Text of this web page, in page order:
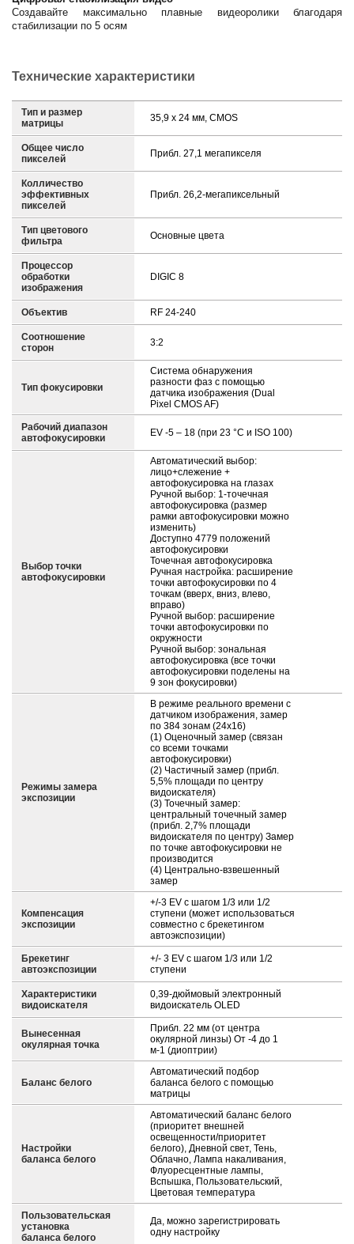
Создавайте максимально плавные видеоролики благодаря
стабилизации по 5 осям
Технические характеристики
Тип и размер
матрицы
35,9 x 24 мм, CMOS
Общее число
пикселей
Прибл. 27,1 мегапикселя
Колличество
эффективных
пикселей
Прибл. 26,2-мегапиксельный
Тип цветового
фильтра
Основные цвета
Процессор
обработки
изображения
DIGIC 8
Объектив RF 24-240
Соотношение
сторон
3:2
Тип фокусировки
Система обнаружения
разности фаз с помощью
датчика изображения (Dual
Pixel CMOS AF)
Рабочий диапазон
автофокусировки
EV -5 – 18 (при 23 °C и ISO 100)
Выбор точки
автофокусировки
Автоматический выбор:
лицо+слежение +
автофокусировка на глазах
Ручной выбор: 1-точечная
автофокусировка (размер
рамки автофокусировки можно
изменить)
Доступно 4779 положений
автофокусировки
Точечная автофокусировка
Ручная настройка: расширение
точки автофокусировки по 4
точкам (вверх, вниз, влево,
вправо)
Ручной выбор: расширение
точки автофокусировки по
окружности
Ручной выбор: зональная
автофокусировка (все точки
автофокусировки поделены на
9 зон фокусировки)
Режимы замера
экспозиции
В режиме реального времени с
датчиком изображения, замер
по 384 зонам (24x16)
(1) Оценочный замер (связан
со всеми точками
автофокусировки)
(2) Частичный замер (прибл.
5,5% площади по центру
видоискателя)
(3) Точечный замер:
центральный точечный замер
(прибл. 2,7% площади
видоискателя по центру) Замер
по точке автофокусировки не
производится
(4) Центрально-взвешенный
замер
Компенсация
экспозиции
+/-3 EV с шагом 1/3 или 1/2
ступени (может использоваться
совместно с брекетингом
автоэкспозиции)
Брекетинг
автоэкспозиции
+/- 3 EV с шагом 1/3 или 1/2
ступени
Характеристики
видоискателя
0,39-дюймовый электронный
видоискатель OLED
Вынесенная
окулярная точка
Прибл. 22 мм (от центра
окулярной линзы) От -4 до 1
м-1 (диоптрии)
Баланс белого
Автоматический подбор
баланса белого с помощью
матрицы
Настройки
баланса белого
Автоматический баланс белого
(приоритет внешней
освещенности/приоритет
белого), Дневной свет, Тень,
Облачно, Лампа накаливания,
Флуоресцентные лампы,
Вспышка, Пользовательский,
Цветовая температура
Пользовательская
установка
баланса белого
Да, можно зарегистрировать
одну настройку